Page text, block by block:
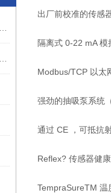
出厂前校准的传感
隔离式 0-22 mA
Modbus/TCP 以太
强劲的抽吸泵系统
通过 CE ，可抵抗
Reflex? 传感器健
TempraSureTM 温